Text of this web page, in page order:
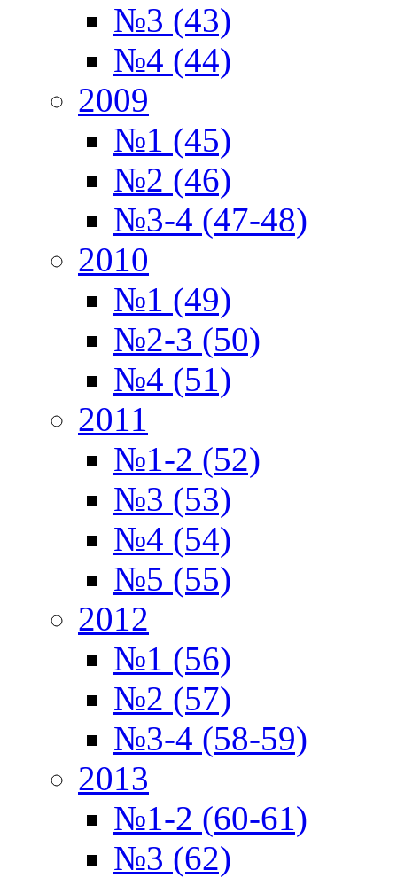
№3 (43)
№4 (44)
2009
№1 (45)
№2 (46)
№3-4 (47-48)
2010
№1 (49)
№2-3 (50)
№4 (51)
2011
№1-2 (52)
№3 (53)
№4 (54)
№5 (55)
2012
№1 (56)
№2 (57)
№3-4 (58-59)
2013
№1-2 (60-61)
№3 (62)